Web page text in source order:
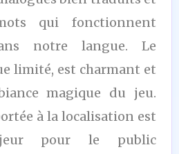
qui fonctionnent
notre langue. Le
limité, est charmant et
magique du jeu.
à la localisation est
pour le public